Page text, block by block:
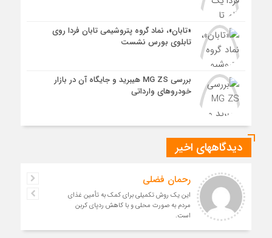
«تابان»، نماد گروه پتروشیمی تابان فردا روی
تابلوی بورس نشست
بررسی MG ZS هیبرید و جایگاه آن در بازار
خودروهای وارداتی
دیدگاههای اخیر
رحمان فضلی
این یک روش تکمیلی برای کمک به تأمین غذای
مردم به صورت محلی و با کاهش ردپای کربن
است.